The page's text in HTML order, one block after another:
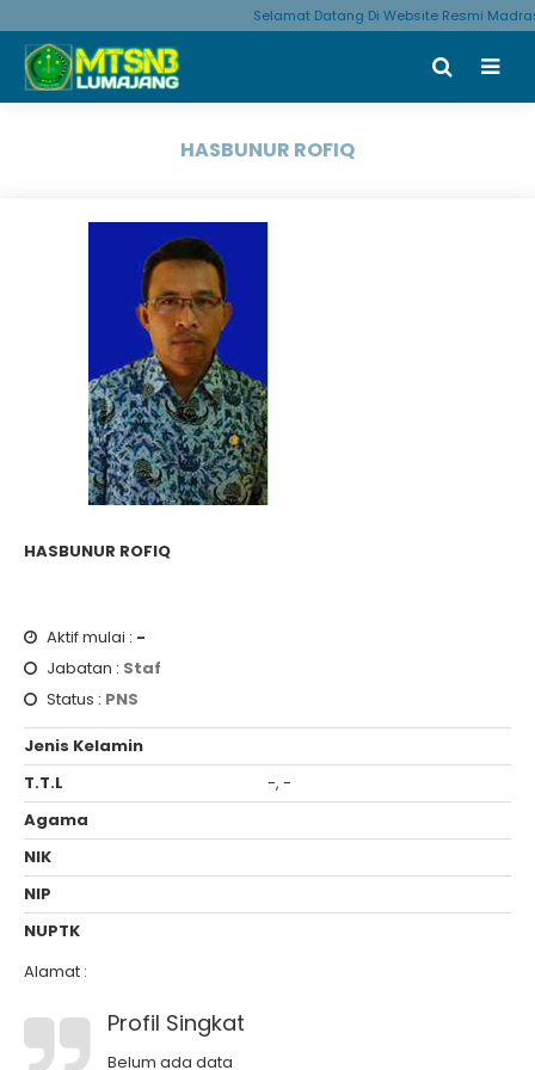
Selamat Datang Di Website Resmi
HASBUNUR ROFIQ
HASBUNUR ROFIQ
Aktif mulai : -
Jabatan : Staf
Status : PNS
Jenis Kelamin
T.T.L
-, -
Agama
NIK
NIP
NUPTK
Alamat :
Profil Singkat
Belum ada data